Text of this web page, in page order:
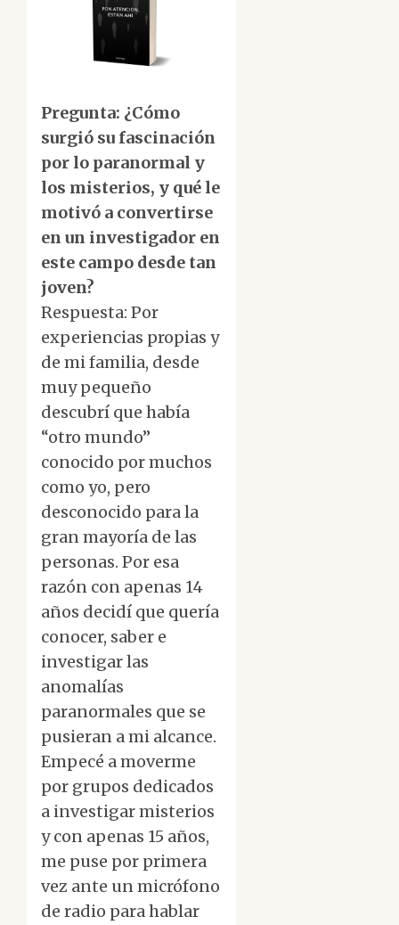
Pregunta: ¿Cómo
surgió su fascinación
por lo paranormal y
los misterios, y qué le
motivó a convertirse
en un investigador en
este campo desde tan
joven?
Respuesta: Por
experiencias propias y
de mi familia, desde
muy pequeño
descubrí que había
“otro mundo”
conocido por muchos
como yo, pero
desconocido para la
gran mayoría de las
personas. Por esa
razón con apenas 14
años decidí que quería
conocer, saber e
investigar las
anomalías
paranormales que se
pusieran a mi alcance.
Empecé a moverme
por grupos dedicados
a investigar misterios
y con apenas 15 años,
me puse por primera
vez ante un micrófono
de radio para hablar